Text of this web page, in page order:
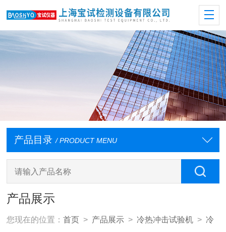
产品目录 / PRODUCT MENU
产品展示
您现在的位置：首页 > 产品展示 >冷热冲击试验机 >冷